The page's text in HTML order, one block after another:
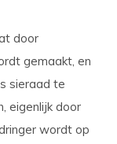
door
gemaakt, en
sieraad te
eigenlijk door
wordt op